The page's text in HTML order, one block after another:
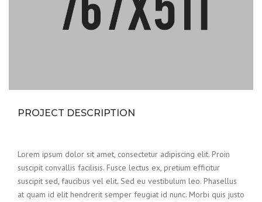
PROJECT DESCRIPTION
Lorem ipsum dolor sit amet, consectetur adipiscing elit. Proin
suscipit convallis facilisis. Fusce lectus ex, pretium efficitur
suscipit sed, faucibus vel elit. Sed eu vestibulum leo. Phasellus
at quam id elit hendrerit semper feugiat id nunc. Morbi quis justo